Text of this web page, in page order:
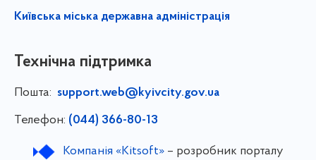
Київська міська державна адміністрація
Технічна підтримка
Пошта: support.web@kyivcity.gov.ua
Телефон: (044) 366-80-13
Компанія «Kitsoft»– розробник порталу